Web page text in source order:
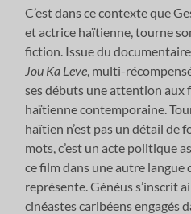
C’est dans ce contexte que
et actrice haïtienne, tourne
fiction. Issue du
Jou Ka Leve , multi-
ses débuts une attention aux
haïtienne contemporaine.
haïtien n’est pas un détail de
mots, c’est un acte politique
ce film dans une autre langue
représente. Généus s’inscrit
cinéastes caribéens engagés